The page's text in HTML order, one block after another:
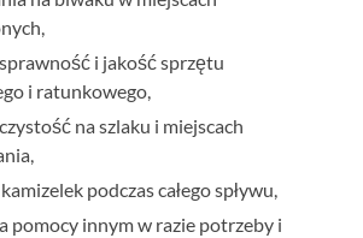
i jakość sprzętu
i ratunkowego,
na szlaku i miejscach
podczas całego spływu,
pomocy innym w razie potrzeby i